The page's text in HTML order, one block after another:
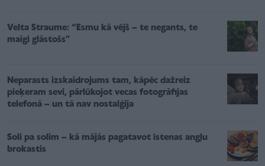
Velta Straume: “Esmu kā vējš – te negants, te
maigi glāstošs”
Neparasts izskaidrojums tam, kāpēc dažreiz
pieķeram sevi, pārlūkojot vecas fotogrāfijas
telefonā – un tā nav nostalģija
Soli pa solim – kā mājās pagatavot īstenas angļu
brokastis